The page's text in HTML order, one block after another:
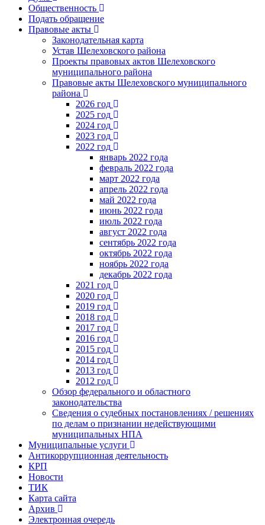
Общественность
Подать обращение
Правовые акты
Законодательная карта
Устав Шелеховского района
Проекты правовых актов Шелеховского
муниципального района
Правовые акты Шелеховского муниципального
района
2026 год
2025 год
2024 год
2023 год
2022 год
январь 2022 года
февраль 2022 года
март 2022 года
апрель 2022 года
май 2022 года
июнь 2022 года
июль 2022 года
август 2022 года
сентябрь 2022 года
октябрь 2022 года
ноябрь 2022 года
декабрь 2022 года
2021 год
2020 год
2019 год
2018 год
2017 год
2016 год
2015 год
2014 год
2013 год
2012 год
Обзор федерального и областного
законодательства
Сведения о судебных постановлениях / решениях
по делам о признании недействующими
муниципальных НПА
Муниципальные услуги
Антикоррупционная деятельность
КРП
Новости
ТИК
Карта сайта
Архив
Электронная очередь